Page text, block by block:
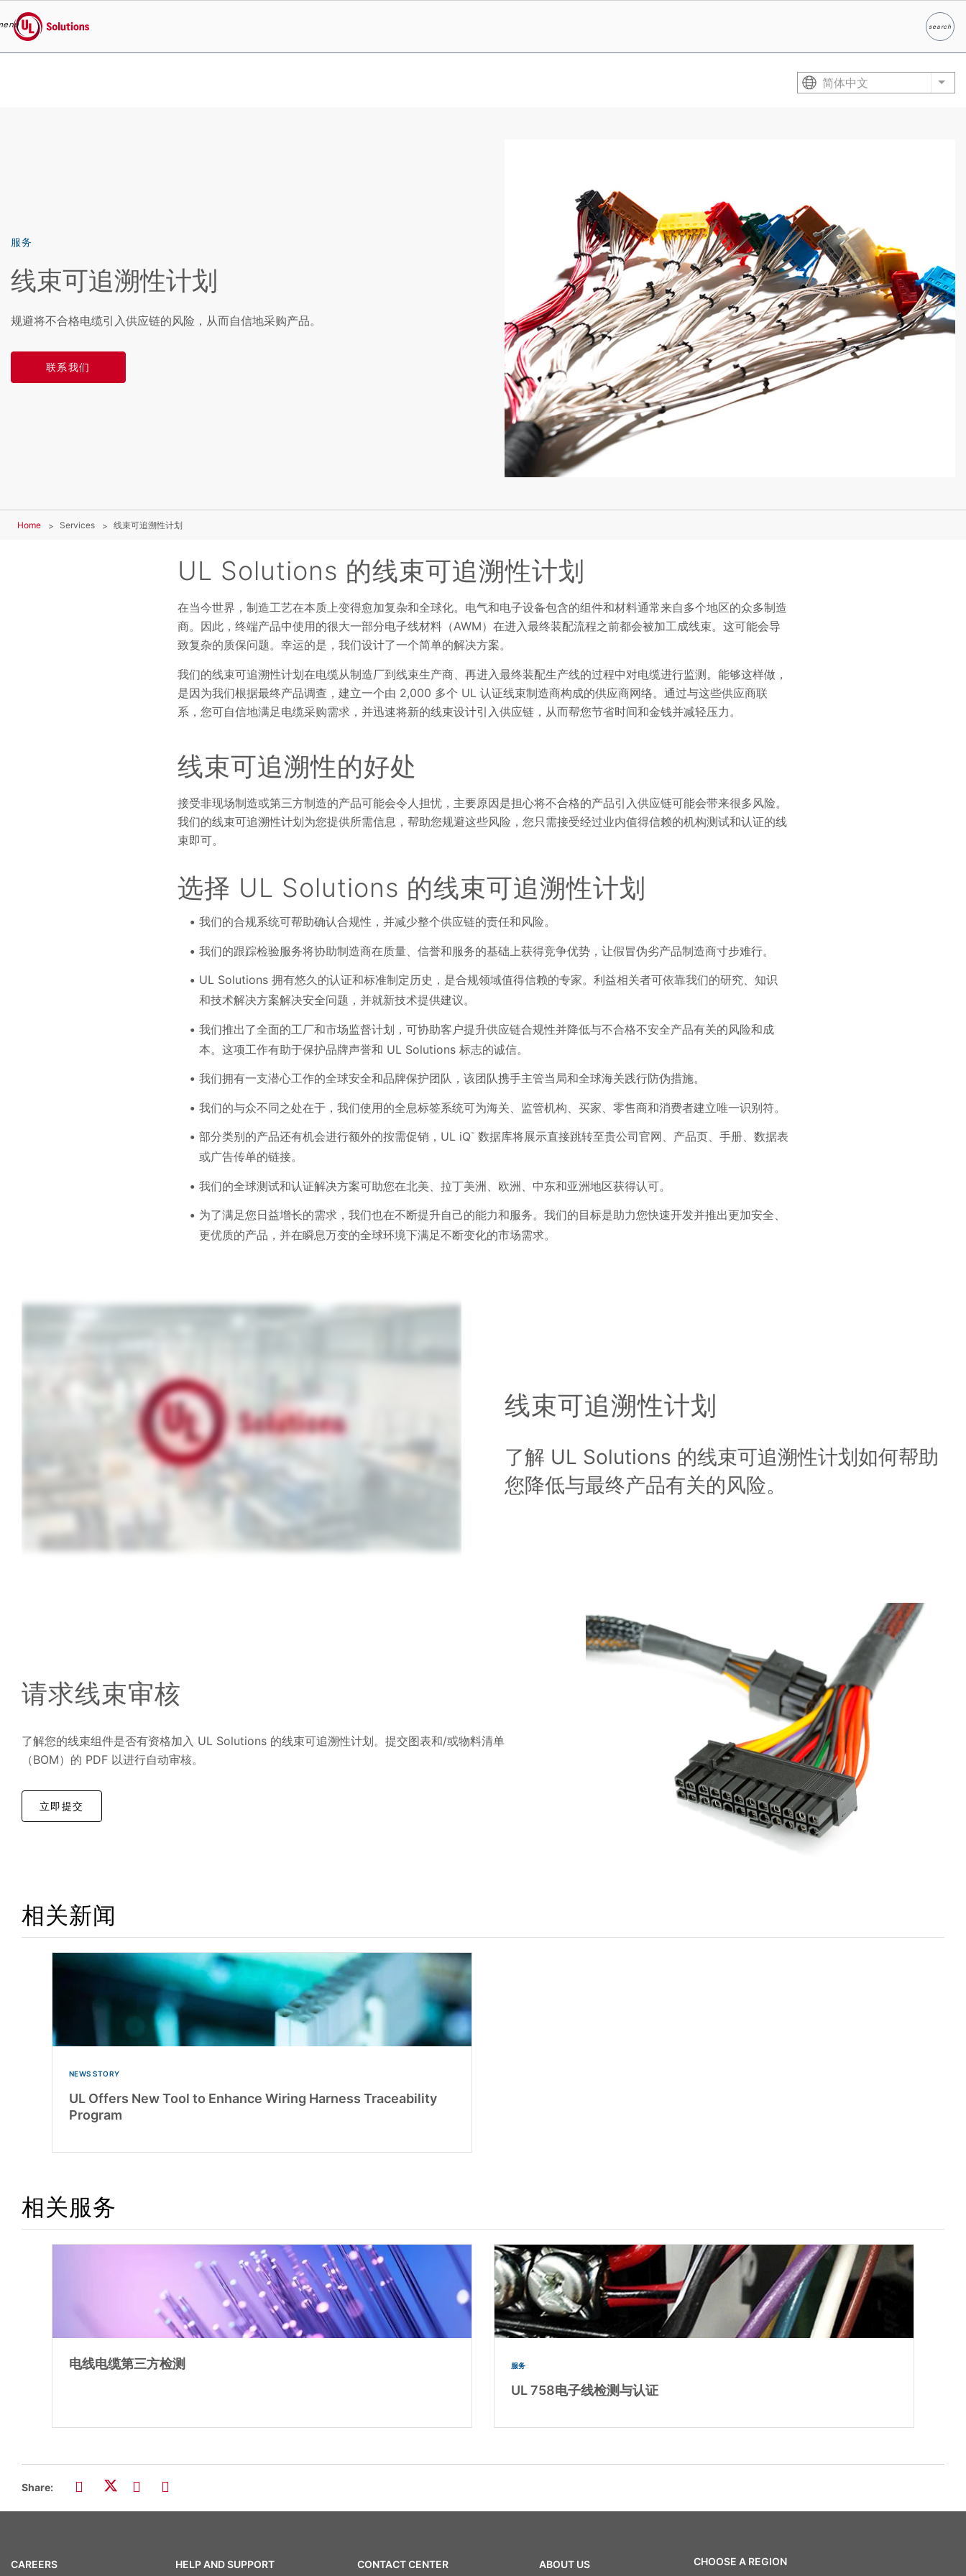
UL Solutions
searchSearch
简体中文 List
服务
线束可追溯性计划
规避将不合格电缆引入供应链的风险，从而自信地采购产品。
联系我们
Home Services 线束可追溯性计划
UL Solutions 的线束可追溯性计划
在当今世界，制造工艺在本质上变得愈加复杂和全球化。电气和电子设备包含的组件和材料通常来自多个地区的众多制造
商。因此，终端产品中使用的很大一部分电子线材料（AWM）在进入最终装配流程之前都会被加工成线束。这可能会导
致复杂的质保问题。幸运的是，我们设计了一个简单的解决方案。
我们的线束可追溯性计划在电缆从制造厂到线束生产商、再进入最终装配生产线的过程中对电缆进行监测。能够这样做，
是因为我们根据最终产品调查，建立一个由 2,000 多个 UL 认证线束制造商构成的供应商网络。通过与这些供应商联
系，您可自信地满足电缆采购需求，并迅速将新的线束设计引入供应链，从而帮您节省时间和金钱并减轻压力。
线束可追溯性的好处
接受非现场制造或第三方制造的产品可能会令人担忧，主要原因是担心将不合格的产品引入供应链可能会带来很多风险。
我们的线束可追溯性计划为您提供所需信息，帮助您规避这些风险，您只需接受经过业内值得信赖的机构测试和认证的线
束即可。
选择 UL Solutions 的线束可追溯性计划
我们的合规系统可帮助确认合规性，并减少整个供应链的责任和风险。
我们的跟踪检验服务将协助制造商在质量、信誉和服务的基础上获得竞争优势，让假冒伪劣产品制造商寸步难行。
UL Solutions 拥有悠久的认证和标准制定历史，是合规领域值得信赖的专家。利益相关者可依靠我们的研究、知识
和技术解决方案解决安全问题，并就新技术提供建议。
我们推出了全面的工厂和市场监督计划，可协助客户提升供应链合规性并降低与不合格不安全产品有关的风险和成
本。这项工作有助于保护品牌声誉和 UL Solutions 标志的诚信。
我们拥有一支潜心工作的全球安全和品牌保护团队，该团队携手主管当局和全球海关践行防伪措施。
我们的与众不同之处在于，我们使用的全息标签系统可为海关、监管机构、买家、零售商和消费者建立唯一识别符。
部分类别的产品还有机会进行额外的按需促销，UL iQ™ 数据库将展示直接跳转至贵公司官网、产品页、手册、数据表
或广告传单的链接。
我们的全球测试和认证解决方案可助您在北美、拉丁美洲、欧洲、中东和亚洲地区获得认可。
为了满足您日益增长的需求，我们也在不断提升自己的能力和服务。我们的目标是助力您快速开发并推出更加安全、
更优质的产品，并在瞬息万变的全球环境下满足不断变化的市场需求。
线束可追溯性计划
了解 UL Solutions 的线束可追溯性计划如何帮助
您降低与最终产品有关的风险。
请求线束审核
了解您的线束组件是否有资格加入 UL Solutions 的线束可追溯性计划。提交图表和/或物料清单
（BOM）的 PDF 以进行自动审核。
立即提交
相关新闻
NEWS STORY
UL Offers New Tool to Enhance Wiring Harness Traceability
Program
相关服务
电线电缆第三方检测 服务
UL 758电子线检测与认证
Share:
CAREERS HELP AND SUPPORT CONTACT CENTER ABOUT US CHOOSE A REGION